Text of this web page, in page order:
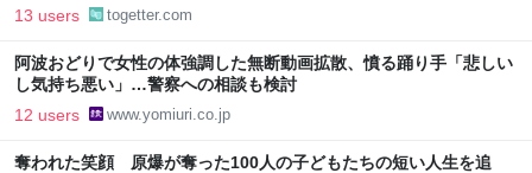
13 users togetter.com
阿波おどりで女性の体強調した無断動画拡散、憤る踊り手「悲しい
し気持ち悪い」…警察への相談も検討
12 users www.yomiuri.co.jp
奪われた笑顔 原爆が奪った100人の子どもたちの短い人生を追